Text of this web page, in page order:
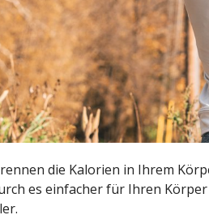
die Kalorien in Ihrem
es einfacher für Ihren